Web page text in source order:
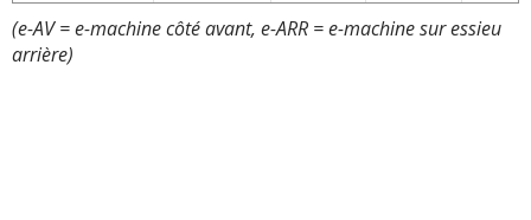
(e-AV = e-machine côté avant, e-ARR = e-machine sur essieu
arrière)